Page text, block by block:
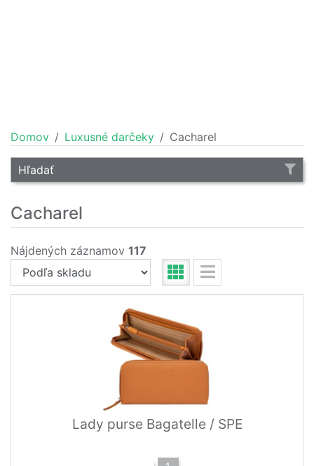
Domov Luxusné darčeky Cacharel
Hľadať
Cacharel
Nájdených záznamov 117
Lady purse Bagatelle / SPE